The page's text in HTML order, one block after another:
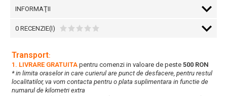
INFORMAŢII
0 RECENZIE(I)
Transport:
1. LIVRARE GRATUITA pentru comenzi in valoare de peste 500 RON
* in limita oraselor in care curierul are punct de desfacere, pentru restul
localitatilor, va vom contacta pentru o plata suplimentara in functie de
numarul de kilometri extra